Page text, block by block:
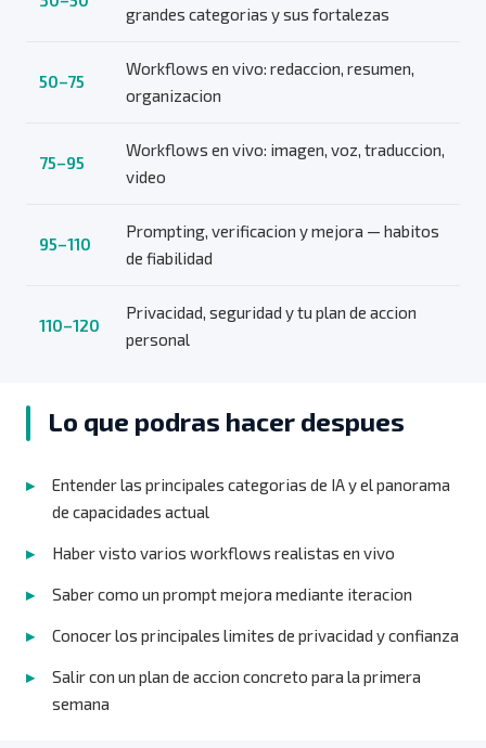
grandes categorias y sus fortalezas
50–75
Workflows en vivo: redaccion, resumen,
organizacion
75–95
Workflows en vivo: imagen, voz, traduccion,
video
95–110
Prompting, verificacion y mejora — habitos
de fiabilidad
110–120
Privacidad, seguridad y tu plan de accion
personal
Lo que podras hacer despues
Entender las principales categorias de IA y el panorama
de capacidades actual
Haber visto varios workflows realistas en vivo
Saber como un prompt mejora mediante iteracion
Conocer los principales limites de privacidad y confianza
Salir con un plan de accion concreto para la primera
semana